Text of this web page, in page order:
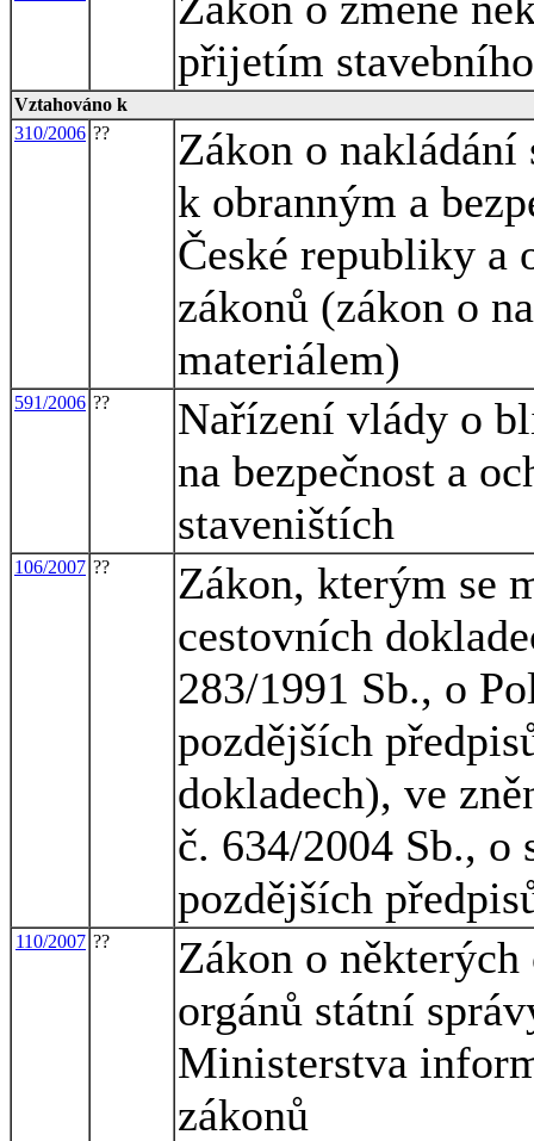
přijetím
Vztahováno k
310/2006 ??
Zákon o
k obranným a
České republiky a
zákonů (zákon o
materiálem)
591/2006 ??
Nařízení vlády o
na bezpečnost a
staveništích
106/2007 ??
Zákon, kterým se
cestovních
283/1991 Sb., o
pozdějších
dokladech), ve
č. 634/2004 Sb., o
pozdějších
110/2007 ??
Zákon o
orgánů státní
Ministerstva
zákonů